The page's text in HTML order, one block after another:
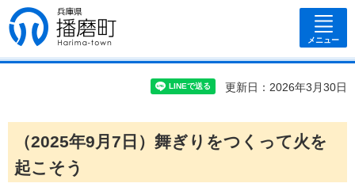
兵庫県 播磨
町
メニュー
更新日：2026年3月30日
（2025年9月7日）舞ぎりをつくって火を
起こそう